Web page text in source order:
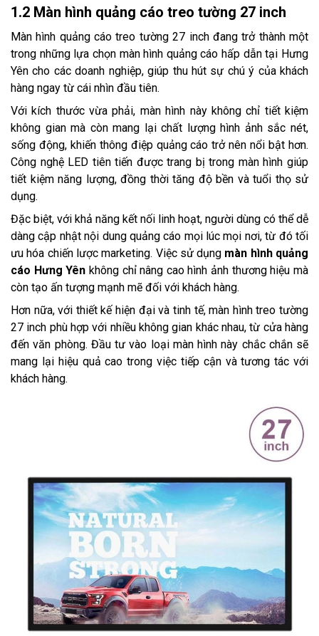
1.2 Màn hình quảng cáo treo tường 27 inch
Màn hình quảng cáo treo tường 27 inch đang trở thành một
trong những lựa chọn màn hình quảng cáo hấp dẫn tại Hưng
Yên cho các doanh nghiệp, giúp thu hút sự chú ý của khách
hàng ngay từ cái nhìn đầu tiên.
Với kích thước vừa phải, màn hình này không chỉ tiết kiệm
không gian mà còn mang lại chất lượng hình ảnh sắc nét,
sống động, khiến thông điệp quảng cáo trở nên nổi bật hơn.
Công nghệ LED tiên tiến được trang bị trong màn hình giúp
tiết kiệm năng lượng, đồng thời tăng độ bền và tuổi thọ sử
dụng.
Đặc biệt, với khả năng kết nối linh hoạt, người dùng có thể dễ
dàng cập nhật nội dung quảng cáo mọi lúc mọi nơi, từ đó tối
ưu hóa chiến lược marketing. Việc sử dụng màn hình quảng
cáo Hưng Yên không chỉ nâng cao hình ảnh thương hiệu mà
còn tạo ấn tượng mạnh mẽ đối với khách hàng.
Hơn nữa, với thiết kế hiện đại và tinh tế, màn hình treo tường
27 inch phù hợp với nhiều không gian khác nhau, từ cửa hàng
đến văn phòng. Đầu tư vào loại màn hình này chắc chắn sẽ
mang lại hiệu quả cao trong việc tiếp cận và tương tác với
khách hàng.